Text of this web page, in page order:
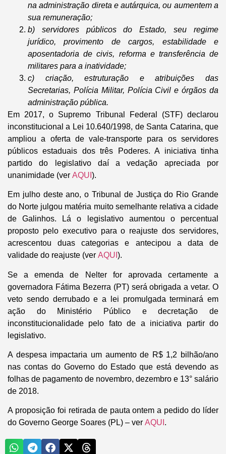
na administração direta e autárquica, ou aumentem a
sua remuneração;
b) servidores públicos do Estado, seu regime
jurídico, provimento de cargos, estabilidade e
aposentadoria de civis, reforma e transferência de
militares para a inatividade;
c) criação, estruturação e atribuições das
Secretarias, Polícia Militar, Polícia Civil e órgãos da
administração pública.
Em 2017, o Supremo Tribunal Federal (STF) declarou
inconstitucional a Lei 10.640/1998, de Santa Catarina, que
ampliou a oferta de vale-transporte para os servidores
públicos estaduais dos três Poderes. A iniciativa tinha
partido do legislativo daí a vedação apreciada por
unanimidade (ver AQUI ).
Em julho deste ano, o Tribunal de Justiça do Rio Grande
do Norte julgou matéria muito semelhante relativa a cidade
de Galinhos. Lá o legislativo aumentou o percentual
proposto pelo executivo para o reajuste dos servidores,
acrescentou duas categorias e antecipou a data de
validade do reajuste (ver AQUI ).
Se a emenda de Nelter for aprovada certamente a
governadora Fátima Bezerra (PT) será obrigada a vetar. O
veto sendo derrubado e a lei promulgada terminará em
ação do Ministério Público e decretação de
inconstitucionalidade pelo fato de a iniciativa partir do
legislativo.
A despesa impactaria um aumento de R$ 1,2 bilhão/ano
nas contas do Governo do Estado que está devendo as
folhas de pagamento de novembro, dezembro e 13° salário
de 2018.
A proposição foi retirada de pauta ontem a pedido do líder
do Governo George Soares (PL) – ver AQUI .